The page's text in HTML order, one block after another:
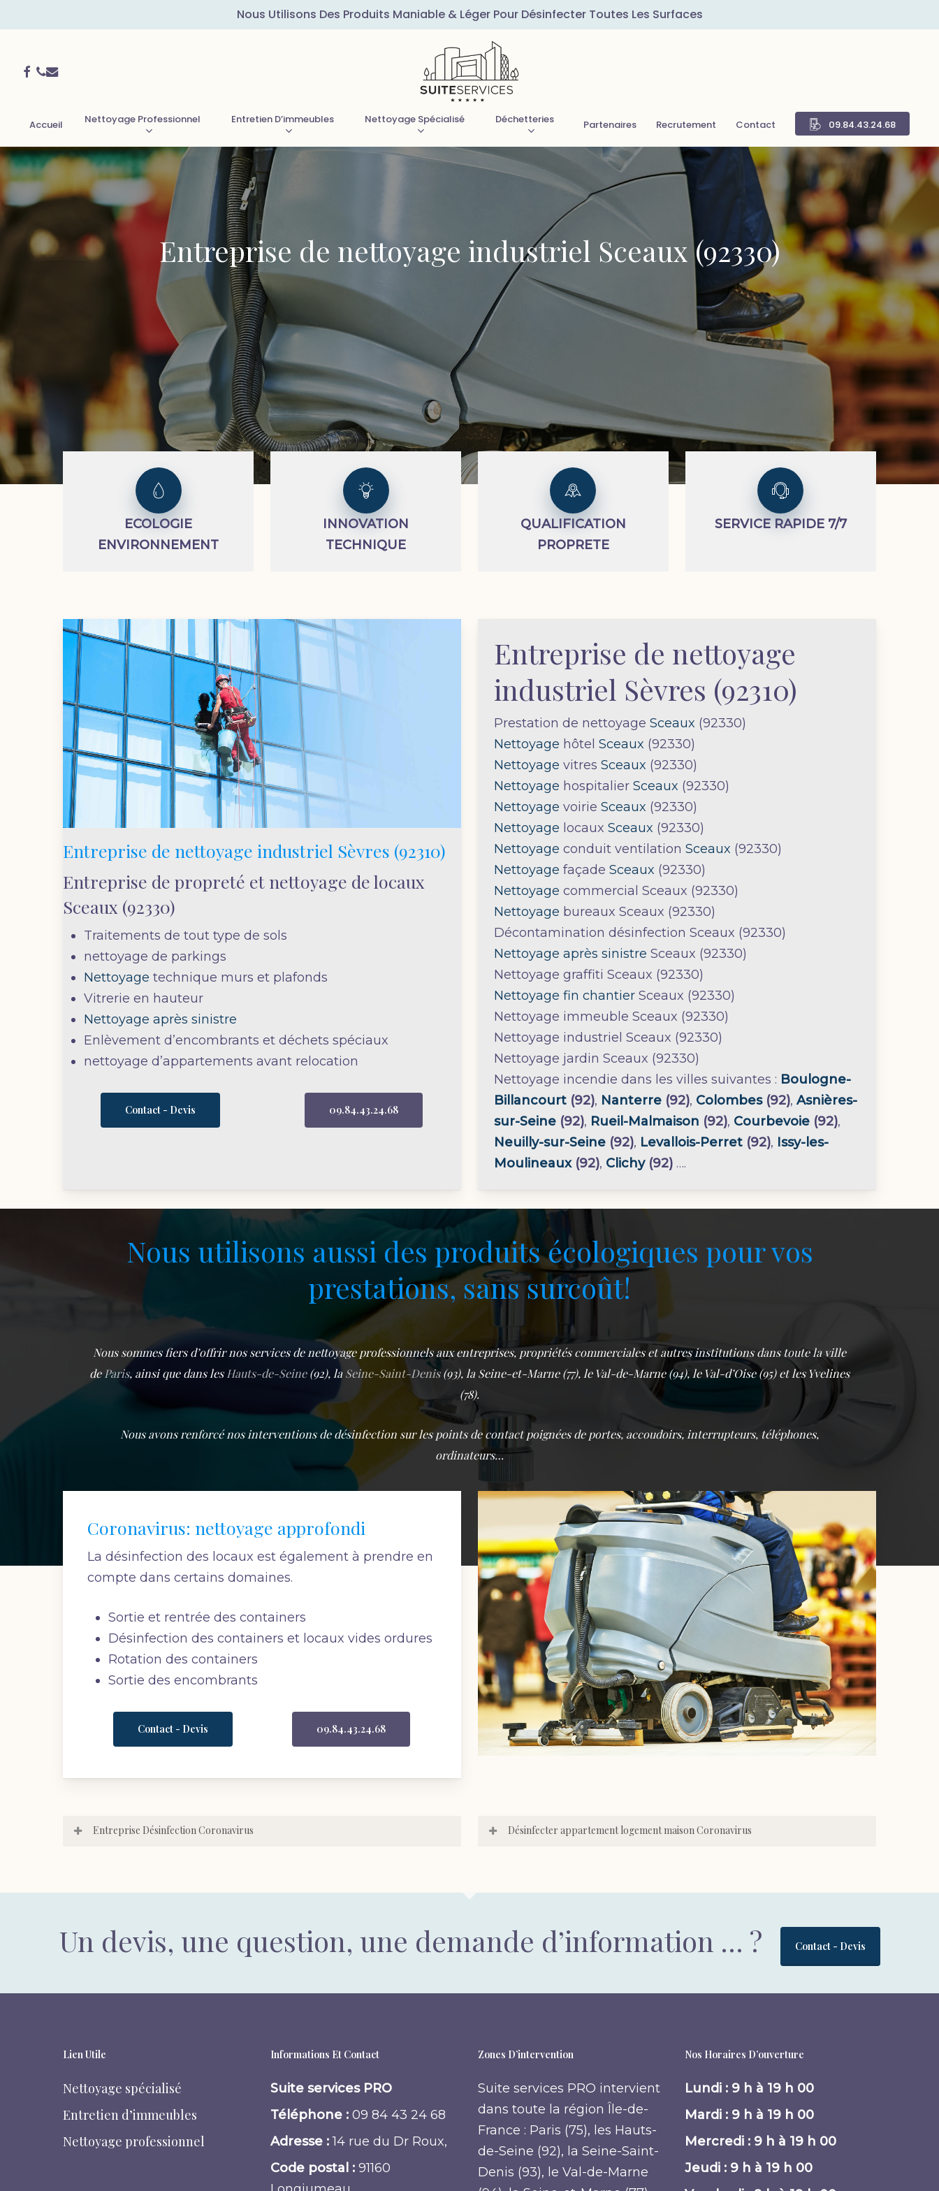
to
content
Nous Utilisons Des Produits Maniable & Léger Pour Désinfecter Toutes Les Surfaces
Facebook
Phone
Email
Accueil Nettoyage Professionnel Entretien D’immeubles Nettoyage Spécialisé Déchetteries Partenaires Recrutement Contact 09.84.43.24.68
Entreprise de nettoyage industriel Sceaux (92330)
ECOLOGIE
ENVIRONNEMENT
INNOVATION
TECHNIQUE
QUALIFICATION
PROPRETE
SERVICE RAPIDE 7/7
Entreprise de nettoyage industriel Sèvres (92310)
Entreprise de propreté et nettoyage de locaux
Sceaux (92330)
Traitements de tout type de sols
nettoyage de parkings
Nettoyage technique murs et plafonds
Vitrerie en hauteur
Nettoyage après sinistre
Enlèvement d’encombrants et déchets spéciaux
nettoyage d’appartements avant relocation
Contact - Devis 09.84.43.24.68
Entreprise de nettoyage
industriel Sèvres (92310)
Prestation de nettoyageSceaux (92330)
Nettoyage hôtelSceaux (92330)
Nettoyage vitresSceaux (92330)
Nettoyage hospitalierSceaux (92330)
Nettoyage voirieSceaux (92330)
Nettoyage locauxSceaux (92330)
Nettoyage conduit ventilationSceaux (92330)
Nettoyage façadeSceaux (92330)
Nettoyage commercial Sceaux (92330)
Nettoyage bureaux Sceaux (92330)
Décontamination désinfection Sceaux (92330)
Nettoyage après sinistre Sceaux (92330)
Nettoyage graffiti Sceaux (92330)
Nettoyage fin chantier Sceaux (92330)
Nettoyage immeuble Sceaux (92330)
Nettoyage industriel Sceaux (92330)
Nettoyage jardin Sceaux (92330)
Nettoyage incendie dans les villes suivantes : Boulogne-
Billancourt (92), Nanterre (92), Colombes(92),Asnières-
sur-Seine (92), Rueil-Malmaison (92), Courbevoie (92),
Neuilly-sur-Seine (92), Levallois-Perret (92), Issy-les-
Moulineaux(92), Clichy(92) ….
Nous utilisons aussi des produits écologiques pour vos
prestations, sans surcoût!
Nous sommes fiers d’offrir nos services de nettoyage professionnels aux entreprises, propriétés commerciales et autres institutions dans toute la ville
deParis, ainsi que dans les Hauts-de-Seine(92), la Seine-Saint-Denis(93), la Seine-et-Marne (77), le Val-de-Marne (94), le Val-d’Oise (95) et les Yvelines
(78).
Nous avons renforcé nos interventions de désinfection sur les points de contact poignées de portes, accoudoirs, interrupteurs, téléphones,
ordinateurs…
Coronavirus: nettoyage approfondi
La désinfection des locaux est également à prendre en
compte dans certains domaines.
Sortie et rentrée des containers
Désinfection des containers et locaux vides ordures
Rotation des containers
Sortie des encombrants
Contact - Devis 09.84.43.24.68
Entreprise Désinfection Coronavirus Désinfecter appartement logement maison Coronavirus
Un devis, une question, une demande d’information … ? Contact - Devis
Lien Utile
Nettoyage spécialisé
Entretien d’immeubles
Nettoyage professionnel
Informations Et Contact
Suite services PRO
Téléphone :09 84 43 24 68
Adresse :14 rue du Dr Roux,
Code postal : 91160
Zones D’intervention
Suite services PRO intervient
dans toute la région Île-de-
France : Paris (75), les Hauts-
de-Seine (92), la Seine-Saint-
Denis (93), le Val-de-Marne
Nos Horaires D’ouverture
Lundi : 9 h à 19 h 00
Mardi : 9 h à 19 h 00
Mercredi : 9 h à 19 h 00
Jeudi : 9 h à 19 h 00